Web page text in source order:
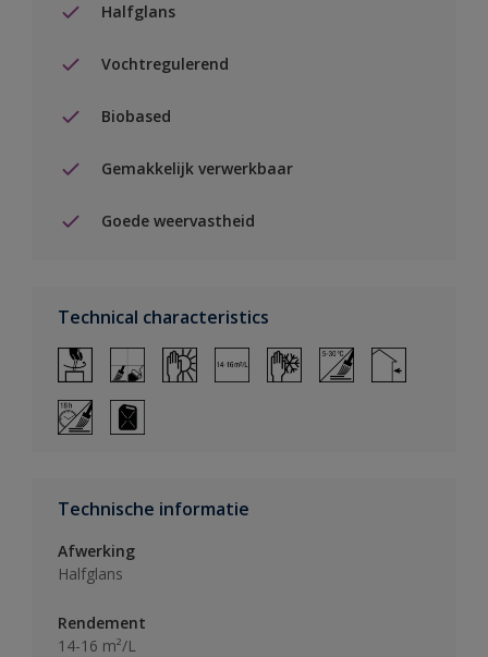
Halfglans
Vochtregulerend
Biobased
Gemakkelijk verwerkbaar
Goede weervastheid
Technical characteristics
Technische informatie
Afwerking
Halfglans
Rendement
14-16 m²/L